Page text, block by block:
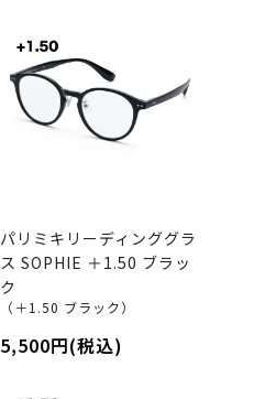
パリミキリーディンググラ
ス SOPHIE ＋1.50 ブラッ
ク
（＋1.50 ブラック）
5,500円(税込)